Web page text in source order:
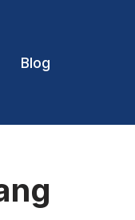
Blog